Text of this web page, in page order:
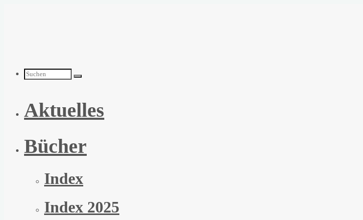
Suchen
nach:
Aktuelles
Bücher
Index
Index 2025